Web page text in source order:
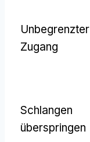
Unbegrenzter
Zugang
Schlangen
überspringen